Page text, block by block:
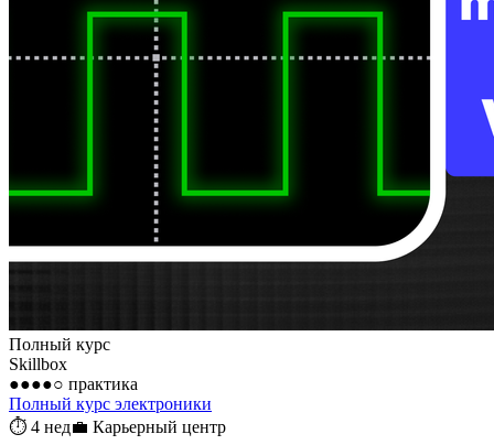
Полный курс
Skillbox
●●●●○ практика
Полный курс электроники
⏱ 4 нед💼 Карьерный центр